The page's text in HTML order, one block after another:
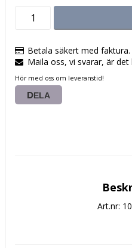
Betala säkert med faktura.
Maila oss, vi svarar, är
Hör med oss om leveranstid!
DELA
Art.nr: